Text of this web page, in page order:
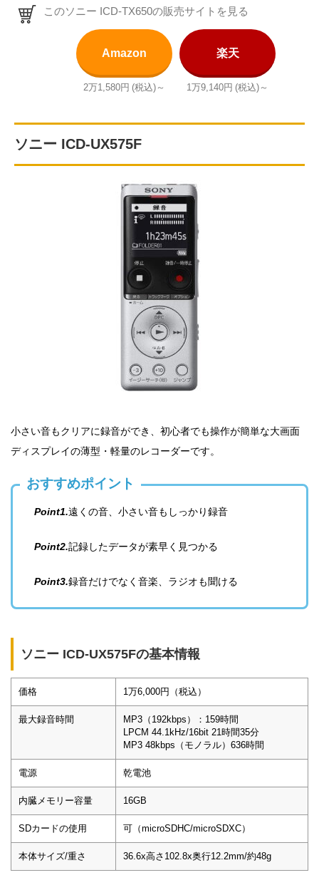
このソニー ICD-TX650の販売サイトを見る
Amazon
2万1,580円 (税込)～
楽天
1万9,140円 (税込)～
ソニー ICD-UX575F
小さい音もクリアに録音ができ、初心者でも操作が簡単な大画面
ディスプレイの薄型・軽量のレコーダーです。
おすすめポイント
Point1.遠くの音、小さい音もしっかり録音
Point2.記録したデータが素早く見つかる
Point3.録音だけでなく音楽、ラジオも聞ける
ソニー ICD-UX575Fの基本情報
価格 1万6,000円（税込）
最大録音時間
MP3（192kbps）：159時間
LPCM 44.1kHz/16bit 21時間35分
MP3 48kbps（モノラル）636時間
電源 乾電池
内臓メモリー容量 16GB
SDカードの使用 可（microSDHC/microSDXC）
本体サイズ/重さ 36.6x高さ102.8x奥行12.2mm/約48g